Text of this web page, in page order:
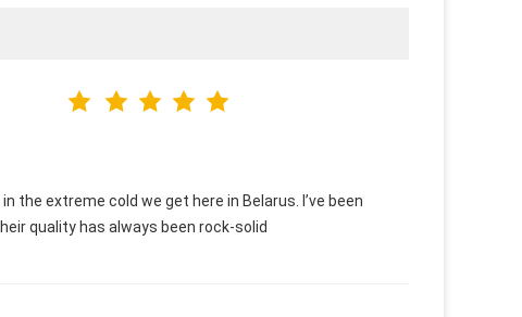
the extreme cold we get here in Belarus. I’ve been
quality has always been rock-solid